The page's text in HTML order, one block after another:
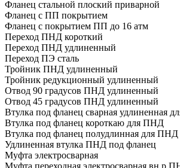
Фланец стальной плоский приварной
Фланец с ПП покрытием
Фланец с покрытием ПП до 16 атм
Переход ПНД короткий
Переход ПНД удлиненный
Переход ПЭ сталь
Тройник ПНД удлиненный
Тройник редукционный удлиненный
Отвод 90 градусов ПНД удлиненный
Отвод 45 градусов ПНД удлиненный
Втулка под фланец сварная удлиненная
Втулка под фланец короткаю для ПНД
Втулка под фланец полудлинная для ПНД
Удлиненная втулка ПНД под фланец
Муфта электросварная
Муфта переходная электросварная вн р